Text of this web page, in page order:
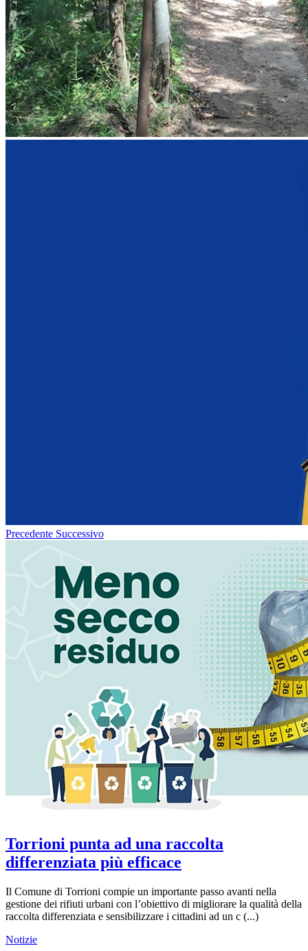
Precedente Successivo
Torrioni punta ad una raccolta
differenziata più efficace
Il Comune di Torrioni compie un importante passo avanti nella
gestione dei rifiuti urbani con l’obiettivo di migliorare la qualità della
raccolta differenziata e sensibilizzare i cittadini ad un c (...)
Notizie